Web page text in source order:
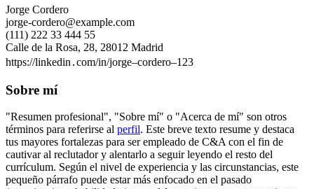
Jorge Cordero
jorge-cordero@example.com
(111) 222 33 444 55
Calle de la Rosa, 28, 28012 Madrid
https://linkedin․com/in/jorge–cordero–123
Sobre mí
"Resumen profesional", "Sobre mí" o "Acerca de mí" son otros
términos para referirse al perfil. Este breve texto resume y destaca
tus mayores fortalezas para ser empleado de C&A con el fin de
cautivar al reclutador y alentarlo a seguir leyendo el resto del
currículum. Según el nivel de experiencia y las circunstancias, este
pequeño párrafo puede estar más enfocado en el pasado